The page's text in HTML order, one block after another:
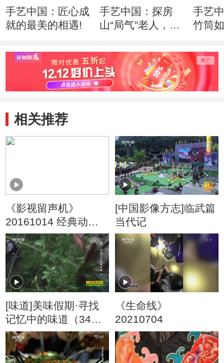
手艺中国：匠心成
就的最美的相遇!
手艺中国：探房
山“局气”老人，如
手艺
竹筒
相关推荐
《影视留声机》
20161014 经典动画
音乐赏析（五）
[中国影像方志]临武篇
当代记
[味道]美味假期·寻找
记忆中的味道（34）
湖南省汝城县的千禾
米糍
《生命线》
20210704